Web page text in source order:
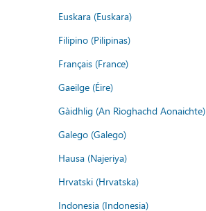
Euskara (Euskara)
Filipino (Pilipinas)
Français (France)
Gaeilge (Éire)
Gàidhlig (An Rìoghachd Aonaichte)
Galego (Galego)
Hausa (Najeriya)
Hrvatski (Hrvatska)
Indonesia (Indonesia)